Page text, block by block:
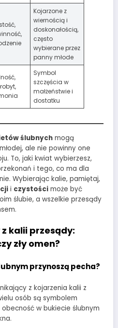
Kojarzone z
wiernością i
doskonałością,
często
wybierane przez
panny młode
Symbol
szczęścia w
małżeństwie i
dostatku
ślubnych mogą
ale nie powinny one
To, jaki kwiat wybierzesz,
i tego, co ma dla
Wybierając kalie, pamiętaj,
i czystości może być
ślubie, a wszelkie przesądy
z kalii przesądy:
zły omen?
przynoszą pecha?
z kojarzenia kalii z
osób są symbolem
w bukiecie ślubnym